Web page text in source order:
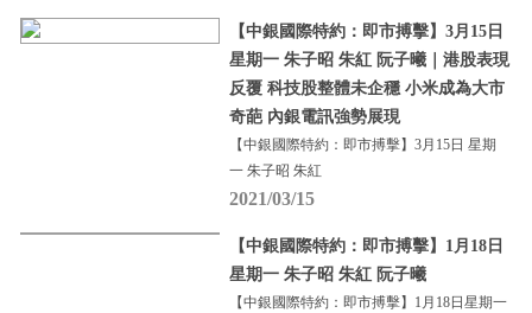
【中銀國際特約：即市搏擊】3月15日
星期一 朱子昭 朱紅 阮子曦｜港股表現
反覆 科技股整體未企穩 小米成為大市
奇葩 內銀電訊強勢展現
【中銀國際特約：即市搏擊】3月15日 星期
一 朱子昭 朱紅
2021/03/15
【中銀國際特約：即市搏擊】1月18日
星期一 朱子昭 朱紅 阮子曦
【中銀國際特約：即市搏擊】1月18日星期一